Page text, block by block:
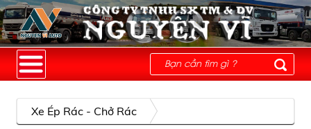
Xe Ép Rác - Chở Rác